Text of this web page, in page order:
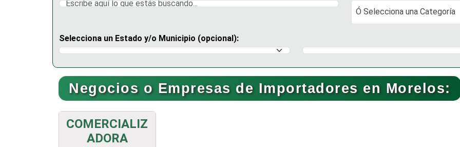
Ó Selecciona una Categoría
Ó Selecciona una Categoría
Selecciona un Estado y/o Municipio (opcional):
Selecciona un Estado
Selecciona un Municipio
Negocios o Empresas de Importadores en Morelos:
COMERCIALIZ
ADORA